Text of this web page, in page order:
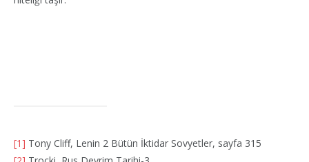
[1] Tony Cliff, Lenin 2 Bütün İktidar Sovyetler, sayfa 315